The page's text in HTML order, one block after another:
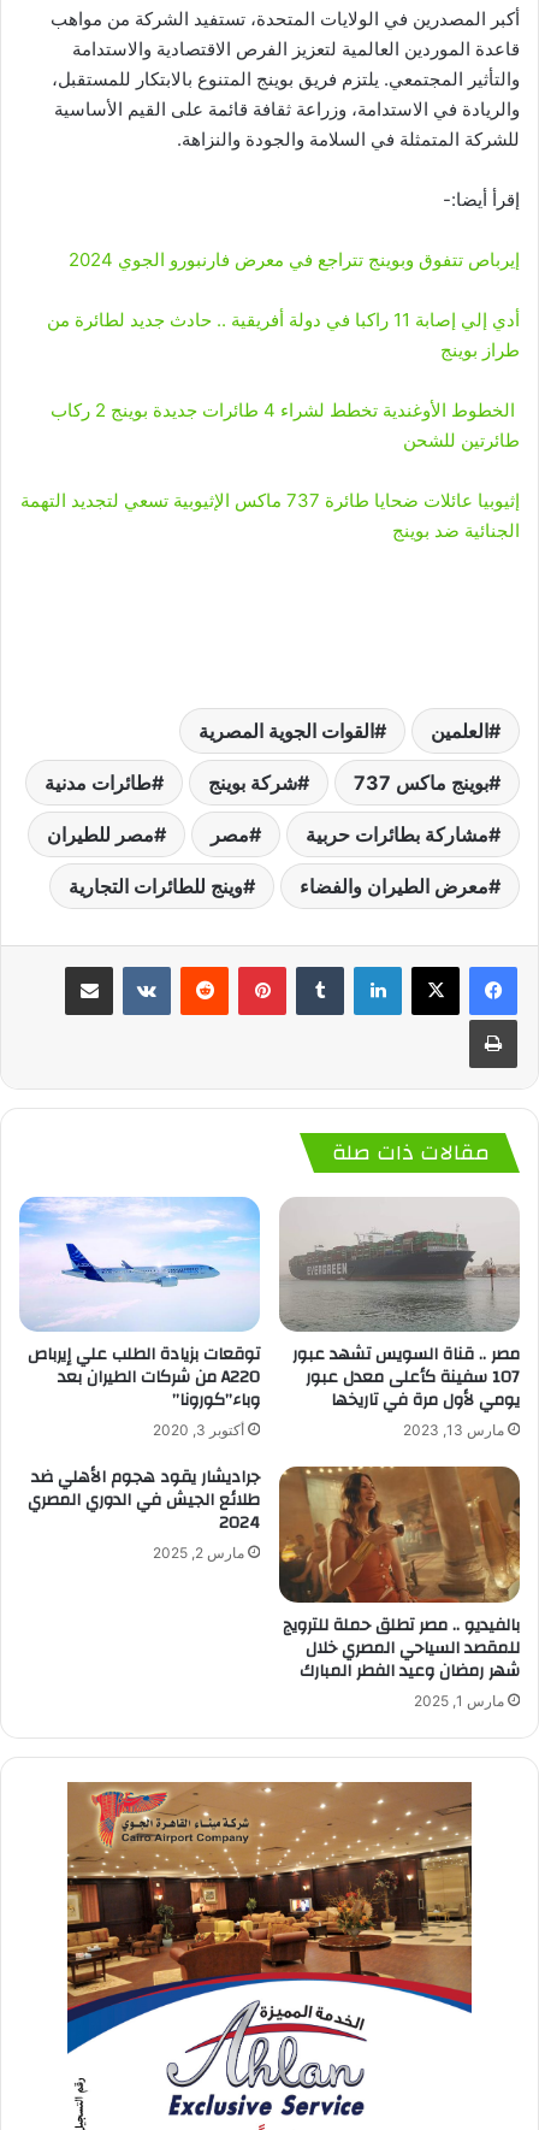
أكبر المصدرين في الولايات المتحدة، تستفيد الشركة من مواهب
قاعدة الموردين العالمية لتعزيز الفرص الاقتصادية والاستدامة
والتأثير المجتمعي. يلتزم فريق بوينج المتنوع بالابتكار للمستقبل،
والريادة في الاستدامة، وزراعة ثقافة قائمة على القيم الأساسية
للشركة المتمثلة في السلامة والجودة والنزاهة.
إقرأ أيضا:-
إيرباص تتفوق وبوينج تتراجع في معرض فارنبورو الجوي 2024
أدي إلي إصابة 11 راكبا في دولة أفريقية .. حادث جديد لطائرة من
طراز بوينج
الخطوط الأوغندية تخطط لشراء 4 طائرات جديدة بوينج 2 ركاب
طائرتين للشحن
إثيوبيا عائلات ضحايا طائرة 737 ماكس الإثيوبية تسعي لتجديد التهمة
الجنائية ضد بوينج
العلمين القوات الجوية المصرية
بوينج ماكس 737 شركة بوينج طائرات مدنية
مشاركة بطائرات حربية مصر مصر للطيران
معرض الطيران والفضاء وينج للطائرات التجارية
لينكدإن بينتيريست
مقالات ذات صلة
مصر .. قناة السويس تشهد عبور
107 سفينة كأعلى معدل عبور
يومي لأول مرة في تاريخها
مارس 13, 2023
توقعات بزيادة الطلب علي إيرباص
A220 من شركات الطيران بعد
وباء”كورونا”
أكتوبر 3, 2020
بالفيديو .. مصر تطلق حملة للترويج
للمقصد السياحي المصري خلال
شهر رمضان وعيد الفطر المبارك
مارس 1, 2025
جراديشار يقود هجوم الأهلي ضد
طلائع الجيش في الدوري المصري
2024
مارس 2, 2025